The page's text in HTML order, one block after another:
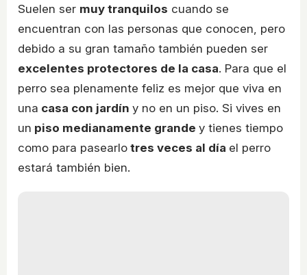
Suelen ser muy tranquilos cuando se
encuentran con las personas que conocen, pero
debido a su gran tamaño también pueden ser
excelentes protectores de la casa. Para que el
perro sea plenamente feliz es mejor que viva en
una casa con jardín y no en un piso. Si vives en
un piso medianamente grande y tienes tiempo
como para pasearlo tres veces al día el perro
estará también bien.